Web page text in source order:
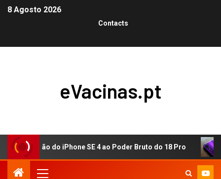
8 Agosto 2026
Contacts
eVacinas.pt
do iPhone SE 4 ao Poder Bruto do 18 Pro